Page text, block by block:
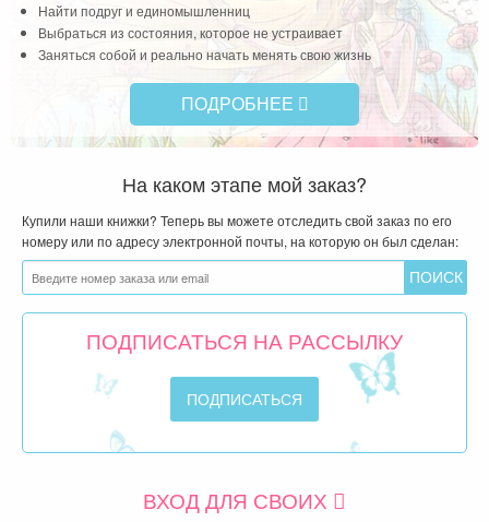
Найти подруг и единомышленниц
Выбраться из состояния, которое не устраивает
Заняться собой и реально начать менять свою жизнь
ПОДРОБНЕЕ
На каком этапе мой заказ?
Купили наши книжки? Теперь вы можете отследить свой заказ по его
номеру или по адресу электронной почты, на которую он был сделан:
ПОДПИСАТЬСЯ НА РАССЫЛКУ
ВХОД ДЛЯ СВОИХ